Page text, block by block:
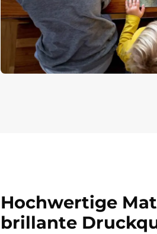
Hochwertige
brillante